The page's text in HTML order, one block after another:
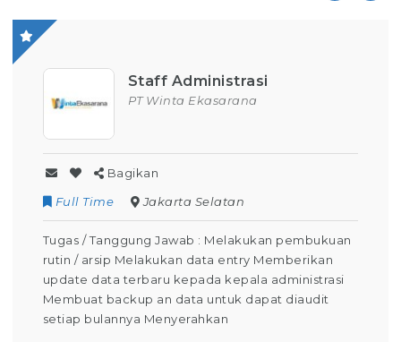
pembukuan
administrasi
diaudit
Operator Produksi
PT Parion Indo Tama
Contract
Tugas / Tanggung Jawab : Melakukan
Operator Produksi Setiap Harinya
keselamatan dalam bekerja Dapat
mengoperasikan mesin produksi
Pembelajaran) Membuat laporan